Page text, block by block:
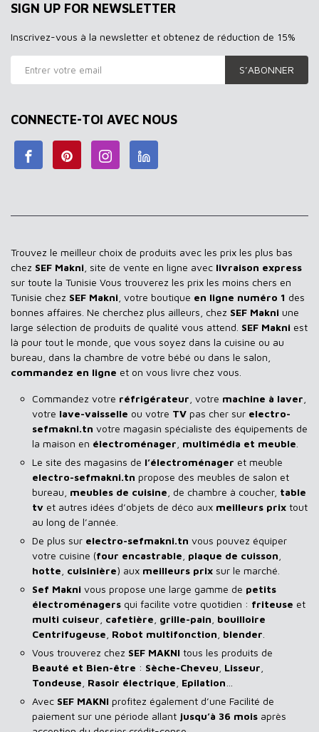
SIGN UP FOR NEWSLETTER
Inscrivez-vous à la newsletter et obtenez de réduction de 15%
S’ABONNER
CONNECTE-TOI AVEC NOUS
Trouvez le meilleur choix de produits avec les prix les plus bas
chez SEF Makni , site de vente en ligne avec livraison express
sur toute la Tunisie Vous trouverez les prix les moins chers en
Tunisie chez SEF Makni , votre boutique en ligne numéro 1 des
bonnes affaires. Ne cherchez plus ailleurs, chez SEF Makni une
large sélection de produits de qualité vous attend. SEF Makni est
là pour tout le monde, que vous soyez dans la cuisine ou au
bureau, dans la chambre de votre bébé ou dans le salon,
commandez en ligne et on vous livre chez vous.
Commandez votre réfrigérateur , votre machine à laver
votre lave-vaisselle ou votre TV pas cher sur electro-
sefmakni.tn votre magasin spécialiste des équipements de
la maison en électroménager multimédia et meuble
Le site des magasins de l’électroménager et meuble
electro-sefmakni.tn propose des meubles de salon et
bureau, meubles de cuisine , de chambre à coucher, table
tv et autres idées d’objets de déco aux meilleurs prix tout
au long de l’année.
De plus sur electro-sefmakni.tn vous pouvez équiper
votre cuisine (four encastrable plaque de cuisson
hotte cuisinière) aux meilleurs prix sur le marché.
Sef Makni vous propose une large gamme de petits
électroménagers qui facilite votre quotidien : friteuse et
multi cuiseur cafetière grille-pain bouilloire
Centrifugeuse Robot multifonction blender
Vous trouverez chez SEF MAKNI tous les produits de
Beauté et Bien-être : Sèche-Cheveu Lisseur
Tondeuse Rasoir électrique Epilation
Avec SEF MAKNI profitez également d’une Facilité de
paiement sur une période allant jusqu’à 36 mois après